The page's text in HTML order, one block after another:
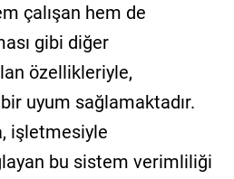
çalışan hem de
gibi diğer
özellikleriyle,
uyum sağlamaktadır.
işletmesiyle
bu sistem verimliliği